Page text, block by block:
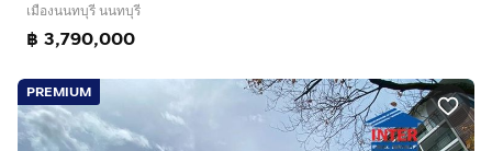
เมืองนนทบุรี นนทบุรี
฿ 3,790,000
PREMIUM